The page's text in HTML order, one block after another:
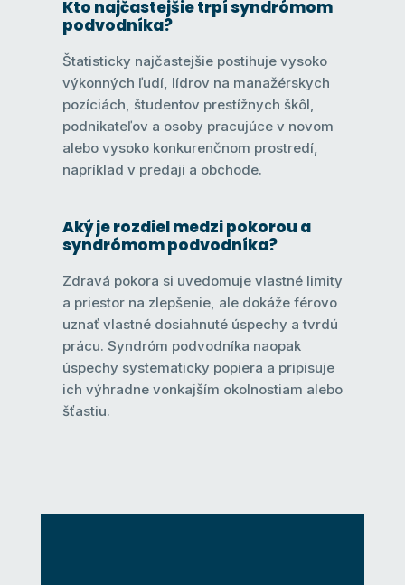
Kto najčastejšie trpí syndrómom
podvodníka?
Štatisticky najčastejšie postihuje vysoko
výkonných ľudí, lídrov na manažérskych
pozíciách, študentov prestížnych škôl,
podnikateľov a osoby pracujúce v novom
alebo vysoko konkurenčnom prostredí,
napríklad v predaji a obchode.
Aký je rozdiel medzi pokorou a
syndrómom podvodníka?
Zdravá pokora si uvedomuje vlastné limity
a priestor na zlepšenie, ale dokáže férovo
uznať vlastné dosiahnuté úspechy a tvrdú
prácu. Syndróm podvodníka naopak
úspechy systematicky popiera a pripisuje
ich výhradne vonkajším okolnostiam alebo
šťastiu.